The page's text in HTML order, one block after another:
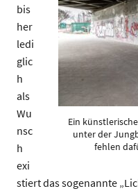
Ein
unter der
fehlen
bis
her
ledi
glic
h
als
Wu
nsc
h
exi
stiert das sogenannte